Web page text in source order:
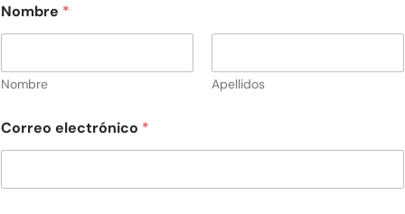
Nombre *
Nombre Apellidos
Correo electrónico *